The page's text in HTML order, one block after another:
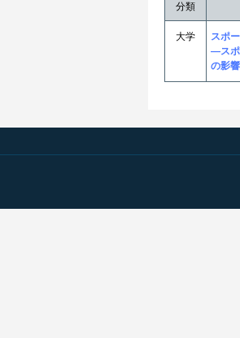
分類
大学
スポ
―スポ
の影